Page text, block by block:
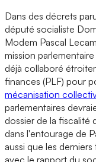
Dans des décrets
député socialiste
Modem Pascal
mission
déjà collaboré
finances (PLF) pour
mécanisation
parlementaires
dossier de la fiscalité
dans l'entourage de
aussi que les
avec le rapport du